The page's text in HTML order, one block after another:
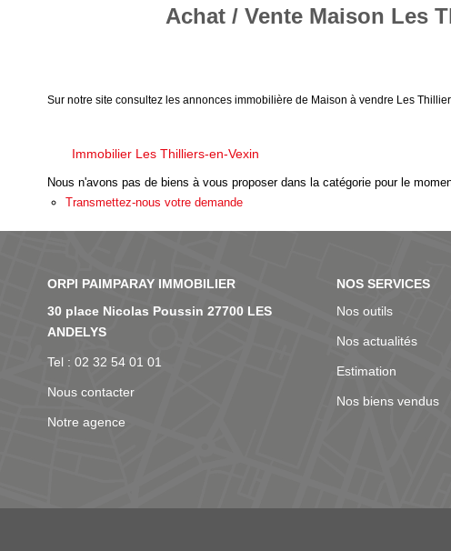
Achat / Vente Maison Les
Sur notre site consultez les annonces immobilière de Maison à vendre Les
Immobilier Les Thilliers-en-Vexin
Nous n'avons pas de biens à vous proposer dans la catégorie pour le
Transmettez-nous votre demande
NOS AGENCES
30 place Nicolas Poussin 27700 LES
ANDELYS
Tel : 02 32 54 01 01
Nous contacter
Notre agence
NOS SERVICES
Nos outils
Nos actualités
Estimation
Nos biens vendus